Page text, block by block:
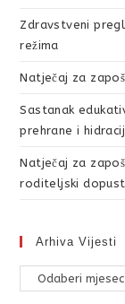
Zdravstveni
režima
Natječaj za
Sastanak
prehrane i
Natječaj za
roditeljski dopust
Arhiva Vijesti